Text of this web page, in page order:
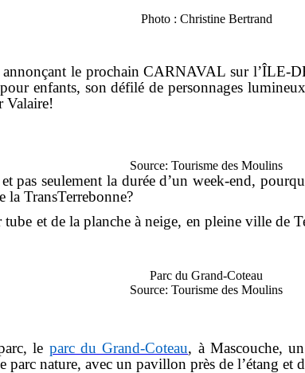
Photo : Christine Bertrand
annonçant le prochain CARNAVAL sur
pour enfants, son défilé de personnages
Valaire!
Source: Tourisme des Moulins
seulement la durée d’un week-end,
la TransTerrebonne?
et de la planche à neige, en pleine ville de
Parc du Grand-Coteau
Source: Tourisme des Moulins
le parc du Grand-Coteau, à Mascouche,
nature, avec un pavillon près de l’étang et